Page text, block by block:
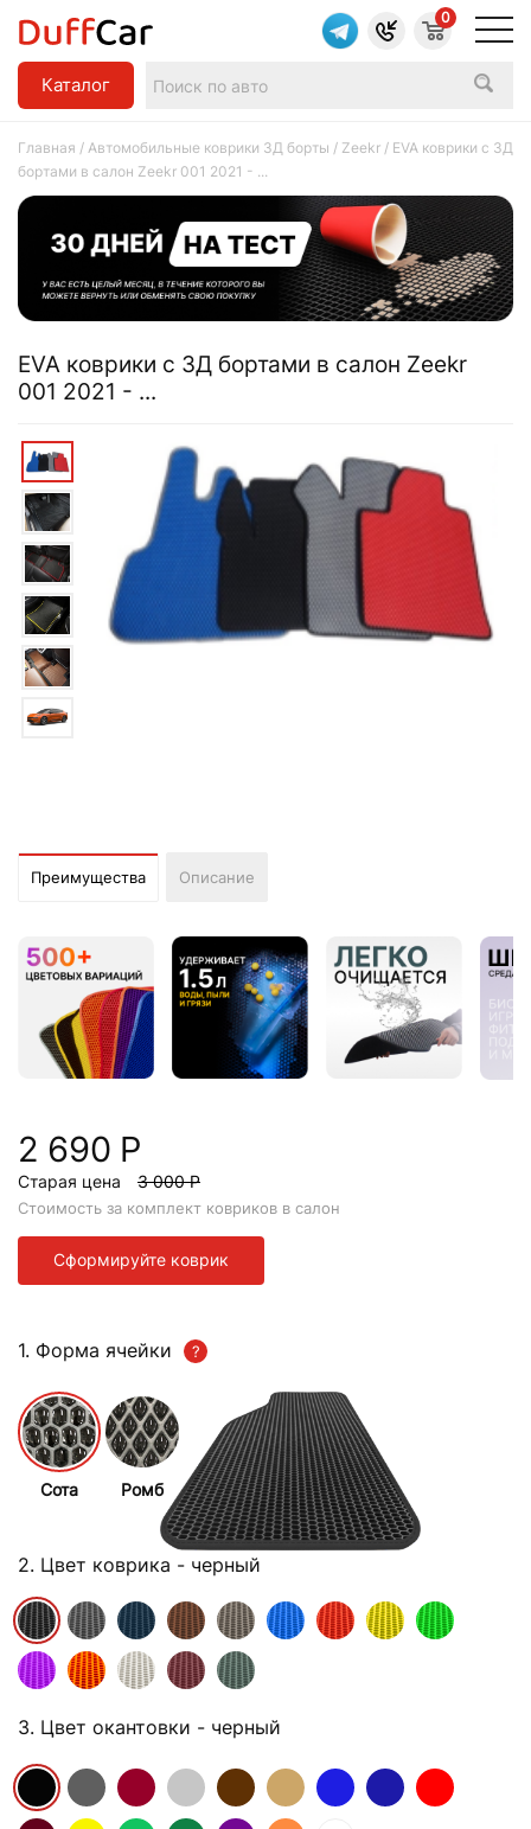
Каталог
0
Главная / Автомобильные коврики 3Д борты / Zeekr / EVA коврики c 3Д
бортами в салон Zeekr 001 2021 - ...
EVA коврики c 3Д бортами в салон Zeekr
001 2021 - ...
Преимущества Описание
2 690 Р
Старая цена 3 000 Р
Стоимость за комплект ковриков в салон
Сформируйте коврик
1. Форма ячейки
Сота Ромб
2. Цвет коврика - черный
3. Цвет окантовки - черный